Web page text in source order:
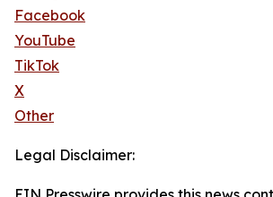
Facebook
YouTube
TikTok
X
Other
Legal Disclaimer: